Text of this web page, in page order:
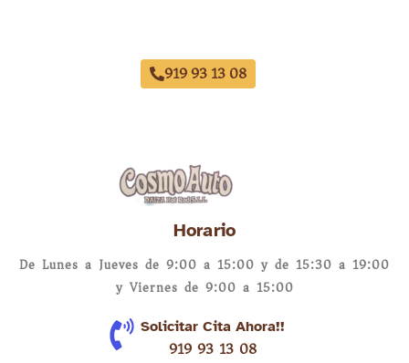
919 93 13 08
Horario
De Lunes a Jueves de 9:00 a 15:00 y de 15:30 a 19:00
y Viernes de 9:00 a 15:00
Solicitar Cita Ahora!!
919 93 13 08